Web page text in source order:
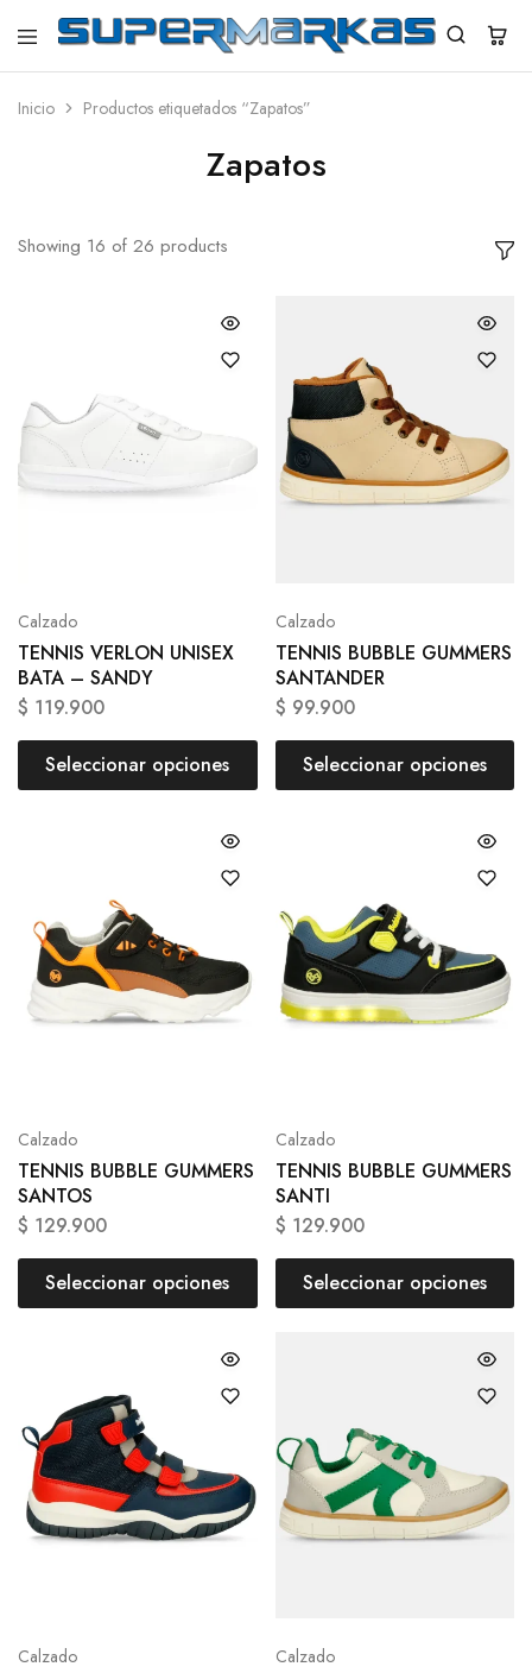
SuperMarkas
Ropa
con
Inicio Productos etiquetados “Zapatos”
Zapatos
Showing 16 of 26 products
Calzado
TENNIS VERLON UNISEX
BATA – SANDY
$ 119.900
Seleccionar opciones
Calzado
TENNIS BUBBLE GUMMERS
SANTANDER
$ 99.900
Seleccionar opciones
Calzado
TENNIS BUBBLE GUMMERS
SANTOS
$ 129.900
Seleccionar opciones
Calzado
TENNIS BUBBLE GUMMERS
SANTI
$ 129.900
Seleccionar opciones
Calzado Calzado